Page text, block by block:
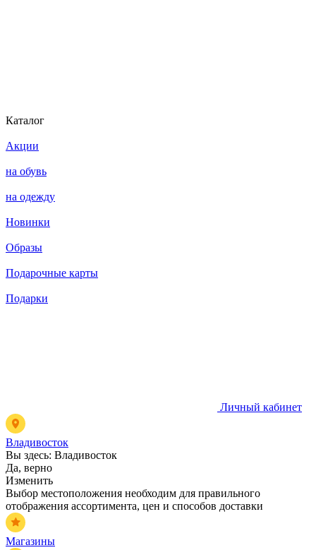
Каталог
Акции
на обувь
на одежду
Новинки
Образы
Подарочные карты
Подарки
Личный кабинет
Владивосток
Вы здесь: Владивосток
Да, верно
Изменить
Выбор местоположения необходим для правильного
отображения ассортимента, цен и способов доставки
Магазины